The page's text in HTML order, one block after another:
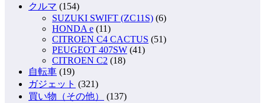
クルマ (154)
SUZUKI SWIFT (ZC11S) (6)
HONDA e (11)
CITROEN C4 CACTUS (51)
PEUGEOT 407SW (41)
CITROEN C2 (18)
自転車 (19)
ガジェット (321)
買い物（その他）
(137)